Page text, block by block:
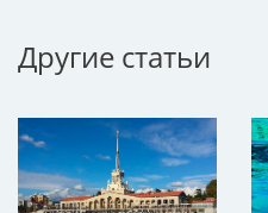
Другие статьи